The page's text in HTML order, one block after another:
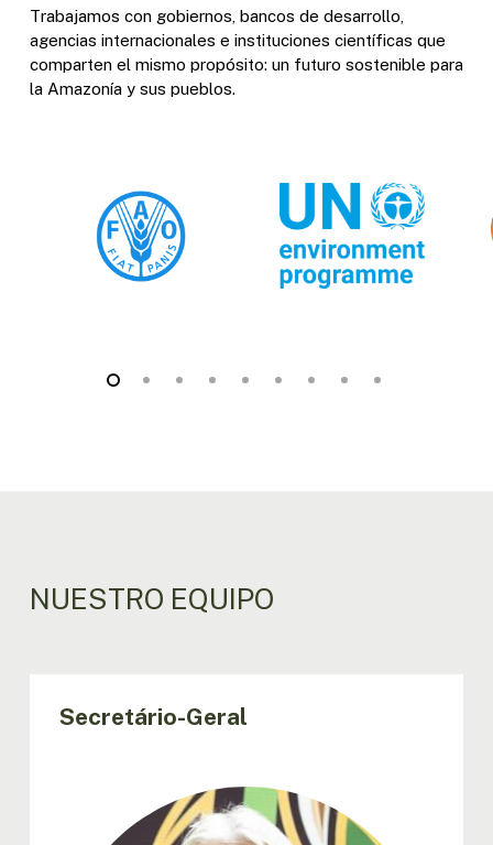
Trabajamos con gobiernos, bancos de desarrollo,
agencias internacionales e instituciones científicas que
comparten el mismo propósito: un futuro sostenible para
la Amazonía y sus pueblos.
NUESTRO EQUIPO
Secretário-Geral